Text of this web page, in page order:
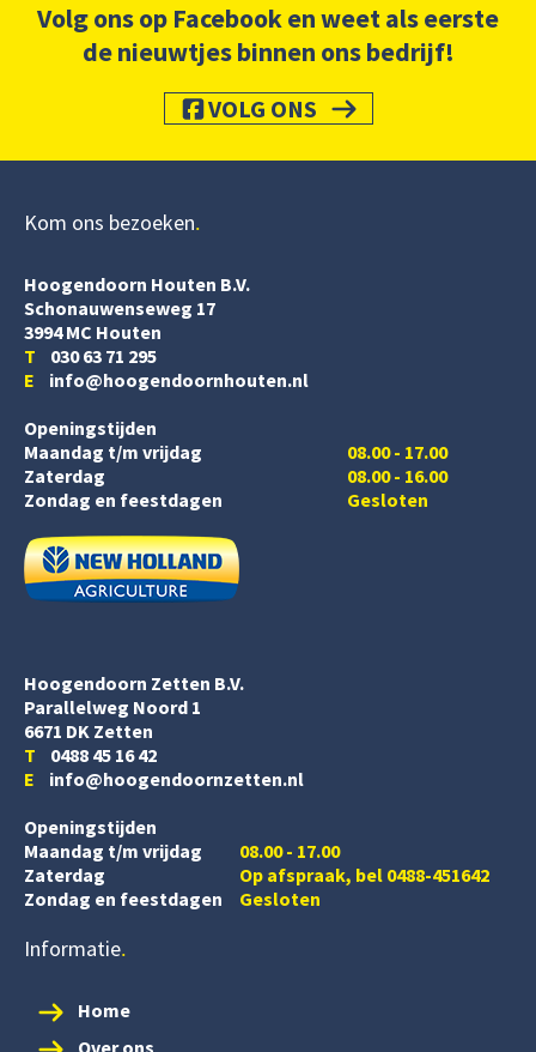
Volg ons op Facebook en weet als eerste
de nieuwtjes binnen ons bedrijf!
VOLG ONS
Kom ons bezoeken
Hoogendoorn Houten B.V.
Schonauwenseweg 17
3994 MC Houten
T 030 63 71 295
E info@hoogendoornhouten.nl
Openingstijden
Maandag t/m vrijdag
Zaterdag
08.00 - 17.00
08.00 - 16.00
Zondag en feestdagen
Gesloten
Hoogendoorn Zetten B.V.
Parallelweg Noord 1
6671 DK Zetten
T 0488 45 16 42
E info@hoogendoornzetten.nl
Openingstijden
Maandag t/m vrijdag
08.00 - 17.00
Zaterdag
Op afspraak, bel 0488-451642
Zondag en feestdagen
Gesloten
Informatie
Home
Over ons